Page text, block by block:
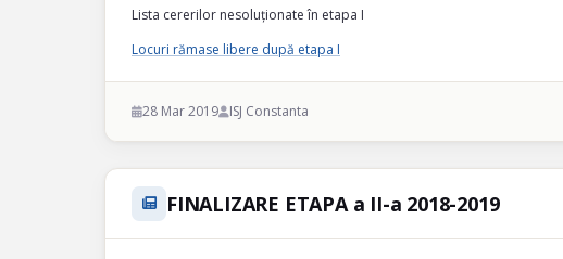
Lista cererilor nesoluționate în etapa I
Locuri rămase libere după etapa I
28 Mar 2019 ISJ Constanta
FINALIZARE ETAPA a II-a 2018-2019